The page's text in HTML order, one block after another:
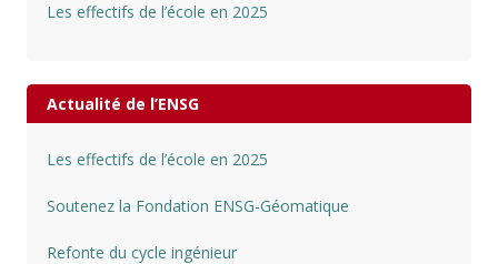
Les effectifs de l’école en 2025
Actualité de l’ENSG
Les effectifs de l’école en 2025
Soutenez la Fondation ENSG-Géomatique
Refonte du cycle ingénieur